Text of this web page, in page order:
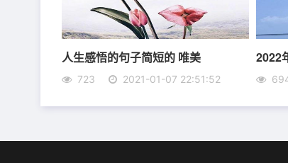
8、有的人，每天和你争吵，一觉醒来依
比争吵更可怕。
人生感悟的句子简短的 唯美
723 2021-01-07 22:51:52
2022